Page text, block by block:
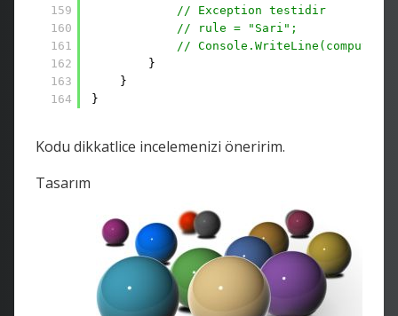
159
160
161
162
163
164
// Exception testidir
// rule = "Sari";
//
}
}
}
Kodu dikkatlice incelemenizi öneririm.
Tasarım